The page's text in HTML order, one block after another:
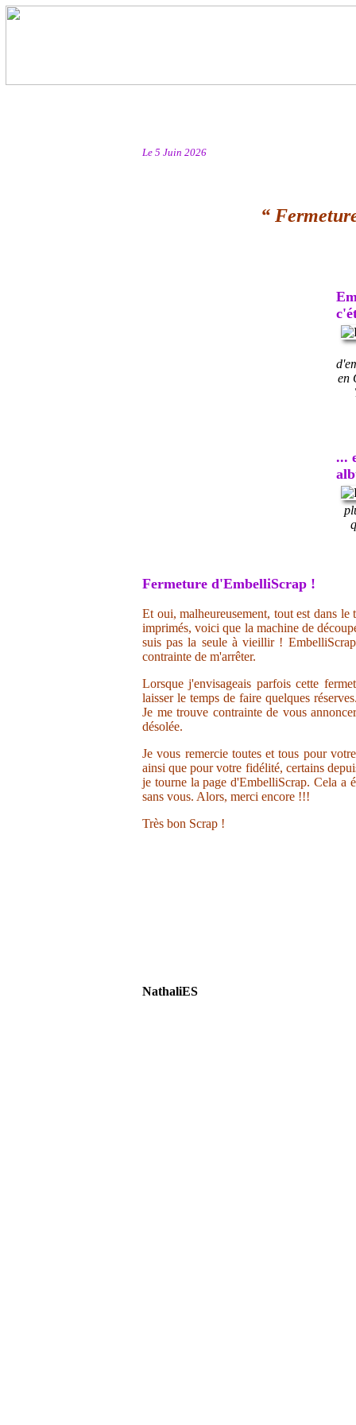
Le 5 Juin 2026
“
en
...
Fermeture d'EmbelliScrap !
Et oui, malheureusement, tout est dans
imprimés, voici que la machine de
suis pas la seule à vieillir !
contrainte de m'arrêter.
Lorsque j'envisageais parfois cette
laisser le temps de faire quelques
Je me trouve contrainte de vous
désolée.
Je vous remercie toutes et tous pour
ainsi que pour votre fidélité, certains
je tourne la page d'EmbelliScrap. Cela a
sans vous. Alors, merci encore !!!
Très bon Scrap !
NathaliES